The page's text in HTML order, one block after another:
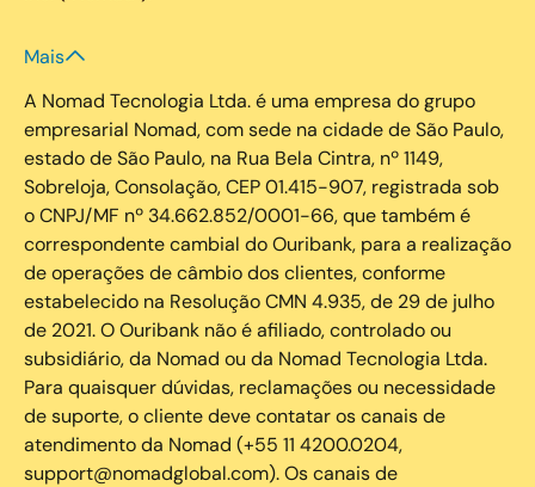
Mais
A Nomad Tecnologia Ltda. é uma empresa do grupo
empresarial Nomad, com sede na cidade de São Paulo,
estado de São Paulo, na Rua Bela Cintra, nº 1149,
Sobreloja, Consolação, CEP 01.415-907, registrada sob
o CNPJ/MF nº 34.662.852/0001-66, que também é
correspondente cambial do Ouribank, para a realização
de operações de câmbio dos clientes, conforme
estabelecido na Resolução CMN 4.935, de 29 de julho
de 2021. O Ouribank não é afiliado, controlado ou
subsidiário, da Nomad ou da Nomad Tecnologia Ltda.
Para quaisquer dúvidas, reclamações ou necessidade
de suporte, o cliente deve contatar os canais de
atendimento da Nomad (+55 11 4200.0204,
support@nomadglobal.com). Os canais de